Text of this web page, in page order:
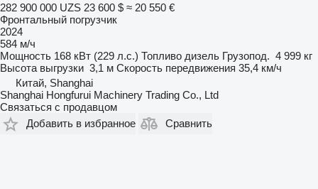
282 900 000 UZS 23 600 $ ≈ 20 550 €
Фронтальный погрузчик
2024
584 м/ч
Мощность 168 кВт (229 л.с.) Топливо дизель Грузопод. 4 999 кг
Высота выгрузки 3,1 м Скорость передвижения 35,4 км/ч
Китай, Shanghai
Shanghai Hongfurui Machinery Trading Co., Ltd
Связаться с продавцом
Добавить в избранное
Сравнить